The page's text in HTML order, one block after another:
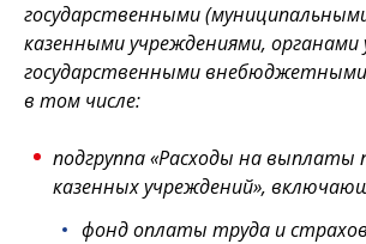
государственными
казенными учреждениями, органами
государственными
в том числе:
подгруппа «Расходы на выплаты
казенных учреждений»,
фонд оплаты труда и